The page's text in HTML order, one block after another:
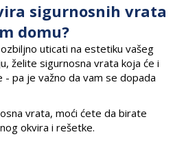
sigurnosnih vrata
domu?
uticati na estetiku vašeg
želite sigurnosna vrata koja će i
pa je važno da vam se dopada
vrata, moći ćete da birate
okvira i rešetke.